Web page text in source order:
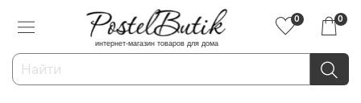
интернет-магазин товаров для дома
0 0